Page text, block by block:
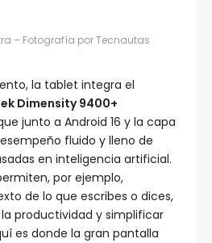
– Fotografía por Tecnautas
la tablet integra el
Dimensity 9400+
junto a Android 16 y la capa
fluido y lleno de
en inteligencia artificial.
por ejemplo,
de lo que escribes o dices,
productividad y simplificar
es donde la gran pantalla